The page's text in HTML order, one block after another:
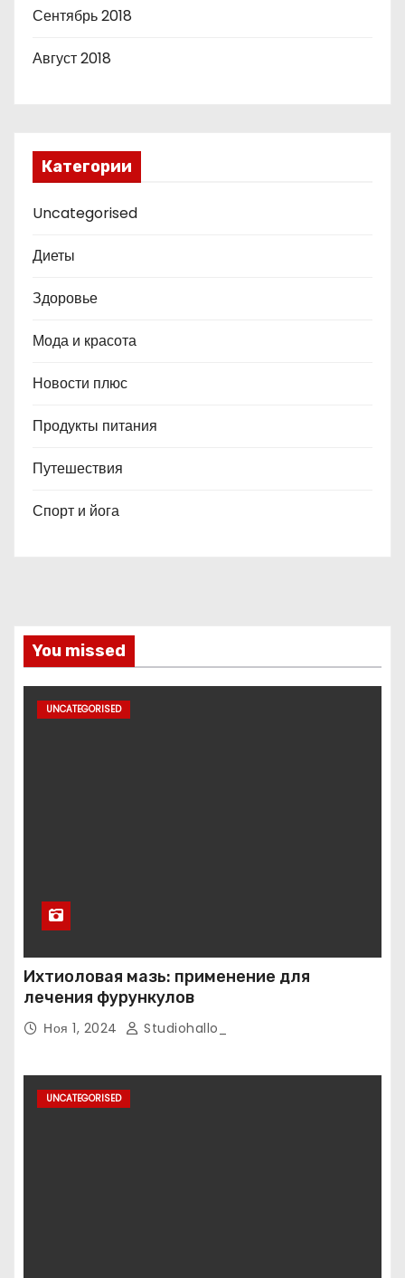
Сентябрь 2018
Август 2018
Категории
Uncategorised
Диеты
Здоровье
Мода и красота
Новости плюс
Продукты питания
Путешествия
Спорт и йога
You missed
UNCATEGORISED
Ихтиоловая мазь: применение для
лечения фурункулов
Ноя 1, 2024 Studiohallo_
UNCATEGORISED